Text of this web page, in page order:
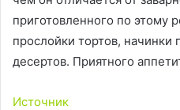
приготовленного по этому
прослойки тортов,
десертов. Приятного
Источник